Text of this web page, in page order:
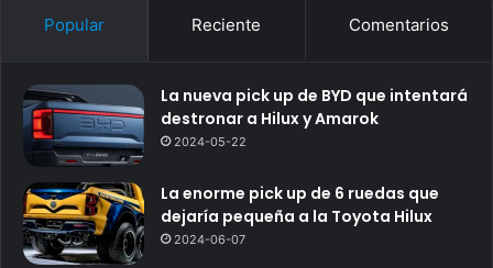
Popular Reciente Comentarios
La nueva pick up de BYD que intentará
destronar a Hilux y Amarok
2024-05-22
La enorme pick up de 6 ruedas que
dejaría pequeña a la Toyota Hilux
2024-06-07